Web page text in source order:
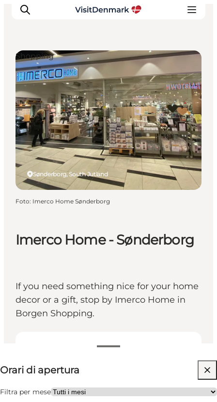
Ispirazioni
Dove andare
Cosa fare
Dove dormire
Pianifica il viaggio
Imerco Home - Sønderborg
If you need something nice for your home
decor or a gift, stop by Imerco Home in
Borgen Shopping.
Visualizza orari di apertura
Orari di apertura
Filtra per mese
Visita il sito web
Friends, My partner, Myself
Sønderborg, South Jutland
Shopping
Foto: Imerco Home Sønderborg